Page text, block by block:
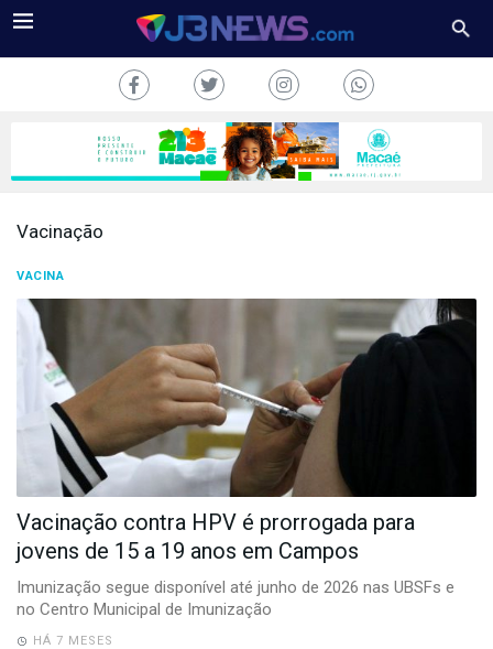
COLUNAS
CONOSCO
Copyright
Desenvolvido
por
Hesea
Tecnologia
Sistemas
Vacinação
VACINA
Vacinação contra HPV é prorrogada para
jovens de 15 a 19 anos em Campos
Imunização segue disponível até junho de 2026 nas UBSFs e
no Centro Municipal de Imunização
HÁ 7 MESES